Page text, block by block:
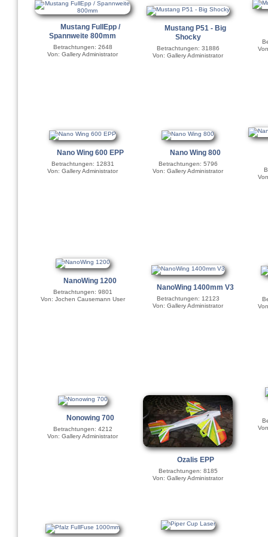
Mustang FullEpp /
Spannweite 800mm
Betrachtungen: 2648
Von: Gallery Administrator
Mustang P51 - Big
Shocky
Betrachtungen: 31886
Von: Gallery Administrator
Nano Wing 600 EPP
Betrachtungen: 12831
Von: Gallery Administrator
Nano Wing 800
Betrachtungen: 5796
Von: Gallery Administrator
NanoWing 1200
Betrachtungen: 9801
Von: Jochen Causemann User
NanoWing 1400mm V3
Betrachtungen: 12123
Von: Gallery Administrator
Nonowing 700
Betrachtungen: 4212
Von: Gallery Administrator
Ozalis EPP
Betrachtungen: 8185
Von: Gallery Administrator